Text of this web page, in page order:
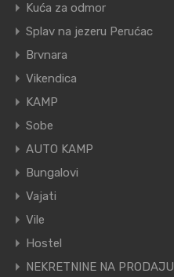
Kuća za odmor
Splav na jezeru Perućac
Brvnara
Vikendica
KAMP
Sobe
AUTO KAMP
Bungalovi
Vajati
Vile
Hostel
NEKRETNINE NA PRODAJU